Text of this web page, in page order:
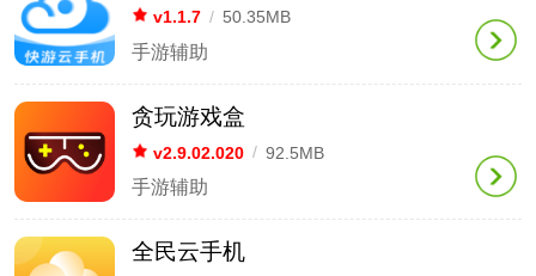
v1.1.7 / 50.35MB
手游辅助
贪玩游戏盒
v2.9.02.020 / 92.5MB
手游辅助
全民云手机